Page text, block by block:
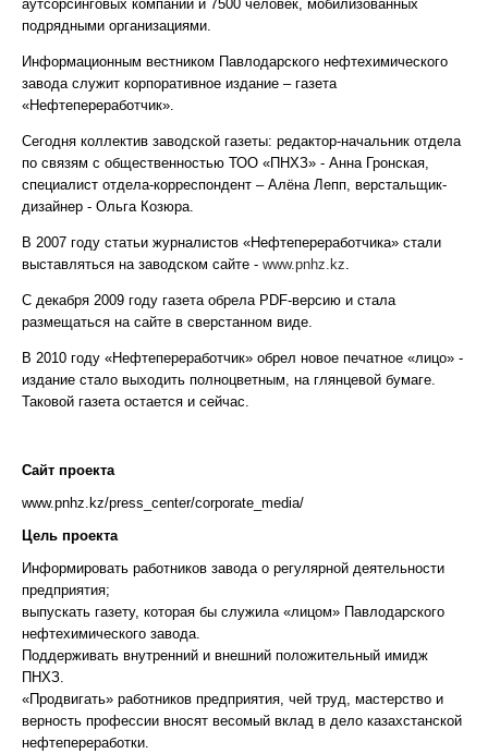
аутсорсинговых компаний и 7500 человек, мобилизованных
подрядными организациями.
Информационным вестником Павлодарского нефтехимического
завода служит корпоративное издание – газета
«Нефтепереработчик».
Сегодня коллектив заводской газеты: редактор-начальник отдела
по связям с общественностью ТОО «ПНХЗ» - Анна Гронская,
специалист отдела-корреспондент – Алёна Лепп, верстальщик-
дизайнер - Ольга Козюра.
В 2007 году статьи журналистов «Нефтепереработчика» стали
выставляться на заводском сайте - www.pnhz.kz
С декабря 2009 году газета обрела PDF-версию и стала
размещаться на сайте в сверстанном виде.
В 2010 году «Нефтепереработчик» обрел новое печатное «лицо» -
издание стало выходить полноцветным, на глянцевой бумаге.
Таковой газета остается и сейчас.
Сайт проекта
www.pnhz.kz/press_center/corporate_media/
Цель проекта
Информировать работников завода о регулярной деятельности
предприятия;
выпускать газету, которая бы служила «лицом» Павлодарского
нефтехимического завода.
Поддерживать внутренний и внешний положительный имидж
ПНХЗ.
«Продвигать» работников предприятия, чей труд, мастерство и
верность профессии вносят весомый вклад в дело казахстанской
нефтепереработки.